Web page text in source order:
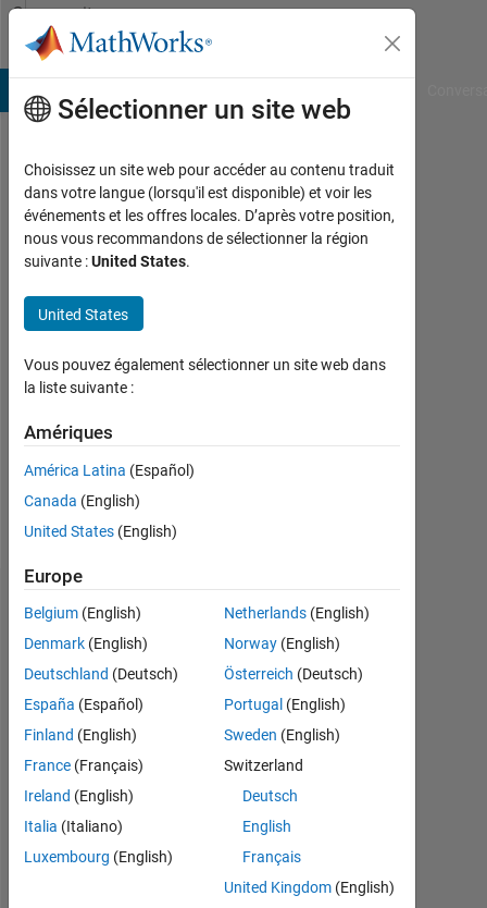
Passer au contenu
Community
Profile
Amir
Tairi
Actif
2024
0
Following:
0
Follow
Recommandations
Please
login
to
this
person
in
skill
Sélectionner un site web
Choisissez un site web pour accéder au contenu traduit
dans votre langue (lorsqu'il est disponible) et voir les
événements et les offres locales. D’après votre position,
nous vous recommandons de sélectionner la région
suivante :United States.
United States
Vous pouvez également sélectionner un site web dans
la liste suivante :
Amériques
América Latina (Español)
Canada (English)
United States (English)
Europe
Belgium (English)
Denmark (English)
Deutschland (Deutsch)
España (Español)
Finland (English)
France (Français)
Ireland (English)
Italia (Italiano)
Luxembourg (English)
Netherlands(English)
Norway(English)
Österreich (Deutsch)
Portugal (English)
Sweden (English)
Switzerland
Deutsch
English
Français
United Kingdom(English)